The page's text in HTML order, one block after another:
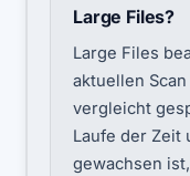
Large Files?
Large Files
aktuellen
vergleicht
Laufe der Zeit
gewachsen